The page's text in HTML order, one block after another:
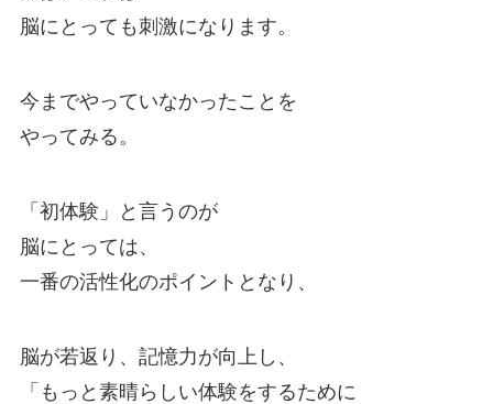
脳にとっても刺激になります。
今までやっていなかったことを
やってみる。
「初体験」と言うのが
脳にとっては、
一番の活性化のポイントとなり、
脳が若返り、記憶力が向上し、
「もっと素晴らしい体験をするために